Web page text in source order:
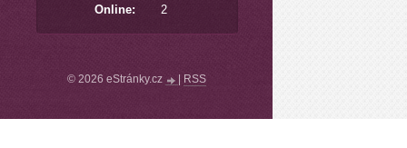
Online: 2
© 2026 eStránky.cz RSS